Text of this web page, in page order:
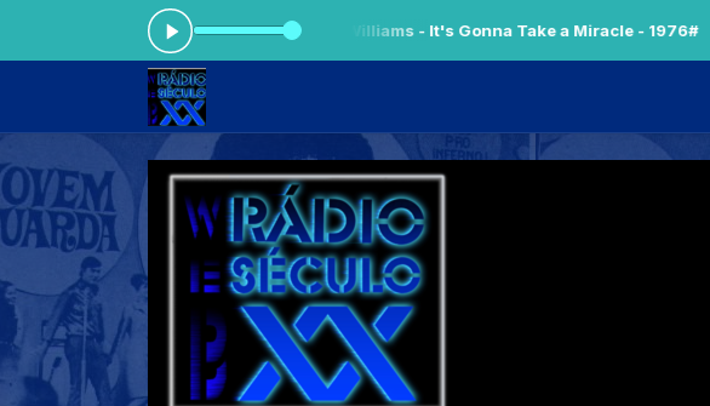
Tocando agora: Deniece Williams - It's Gonna Take a Miracle - 1976#